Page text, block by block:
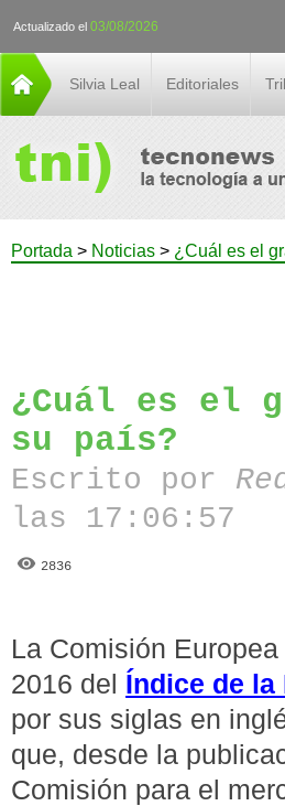
Actualizado el 03/08/2026
Silvia Leal Editoriales
Portada > Noticias > ¿Cuál es el
¿Cuál es el
su país?
Escrito por
las 17:06:57
2836
La Comisión
2016 del Índice de
por sus siglas en
que, desde la
Comisión para el